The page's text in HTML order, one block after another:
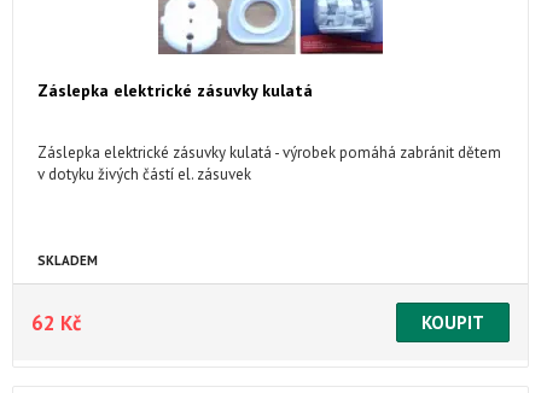
Záslepka elektrické zásuvky kulatá
Záslepka elektrické zásuvky kulatá - výrobek pomáhá zabránit dětem
v dotyku živých částí el. zásuvek
SKLADEM
62 Kč